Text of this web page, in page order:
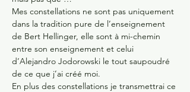
Mes constellations ne sont pas uniquement
dans la tradition pure de l’enseignement
de Bert Hellinger, elle sont à mi-chemin
entre son enseignement et celui
d’Alejandro Jodorowski le tout saupoudré
de ce que j’ai créé moi.
En plus des constellations je transmettrai ce